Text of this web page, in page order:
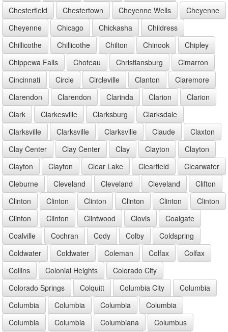
Chesterfield
Chestertown Cheyenne Wells
Cheyenne
Cheyenne
Chicago Chickasha
Childress
Chillicothe
Chillicothe Chilton Chinook
Chipley
Chippewa Falls
Choteau Christiansburg
Cimarron
Cincinnati
Circle Circleville Clanton
Claremore
Clarendon
Clarendon Clarinda Clarion
Clarion
Clark
Clarkesville Clarksburg
Clarksdale
Clarksville
Clarksville Clarksville Claude
Claxton
Clay Center
Clay Center Clay Clayton
Clayton
Clayton
Clayton Clear Lake Clearfield
Clearwater
Cleburne
Cleveland Cleveland Cleveland
Clifton
Clinton
Clinton Clinton Clinton Clinton
Clinton
Clinton
Clinton Clintwood Clovis
Coalgate
Coalville
Cochran Cody Colby
Coldspring
Coldwater
Coldwater Coleman Colfax
Colfax
Collins
Colonial Heights
Colorado City
Colorado Springs
Colquitt Columbia City
Columbia
Columbia
Columbia Columbia
Columbia
Columbia
Columbia Columbiana
Columbus